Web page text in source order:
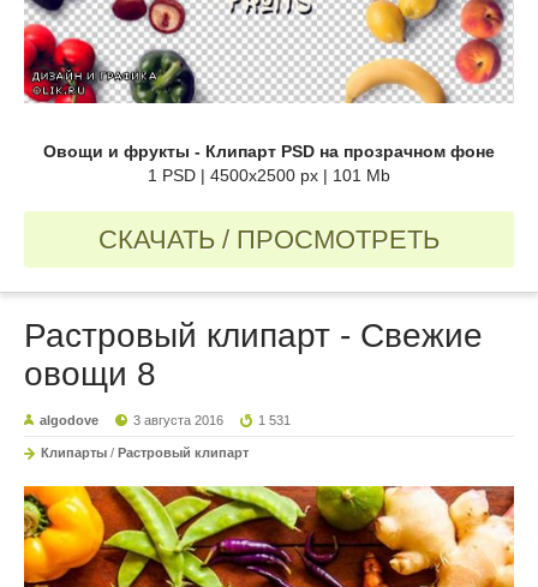
Овощи и фрукты - Клипарт PSD на прозрачном фоне
1 PSD | 4500x2500 px | 101 Mb
СКАЧАТЬ / ПРОСМОТРЕТЬ
Растровый клипарт - Свежие
овощи 8
algodove 3 августа 2016 1 531
Клипарты / Растровый клипарт